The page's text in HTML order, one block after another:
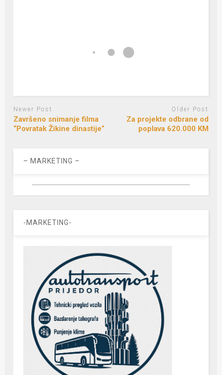
Newer Post
Završeno snimanje filma
“Povratak Žikine dinastije”
Older Post
Za projekte odbrane od
poplava 620.000 KM
– MARKETING –
-MARKETING-